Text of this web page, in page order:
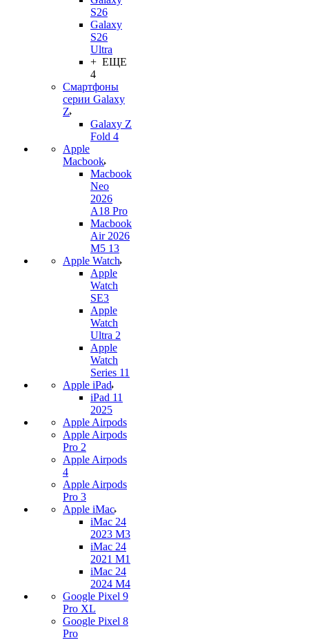
S26
Galaxy
S26
Ultra
+ ЕЩЕ
4
Смартфоны
серии Galaxy
Z
Galaxy Z
Fold 4
Apple
Macbook
Macbook
Neo
2026
A18 Pro
Macbook
Air 2026
M5 13
Apple Watch
Apple
Watch
SE3
Apple
Watch
Ultra 2
Apple
Watch
Series 11
Apple iPad
iPad 11
2025
Apple Airpods
Apple Airpods
Pro 2
Apple Airpods
4
Apple Airpods
Pro 3
Apple iMac
iMac 24
2023 M3
iMac 24
2021 M1
iMac 24
2024 M4
Google Pixel 9
Pro XL
Google Pixel 8
Pro